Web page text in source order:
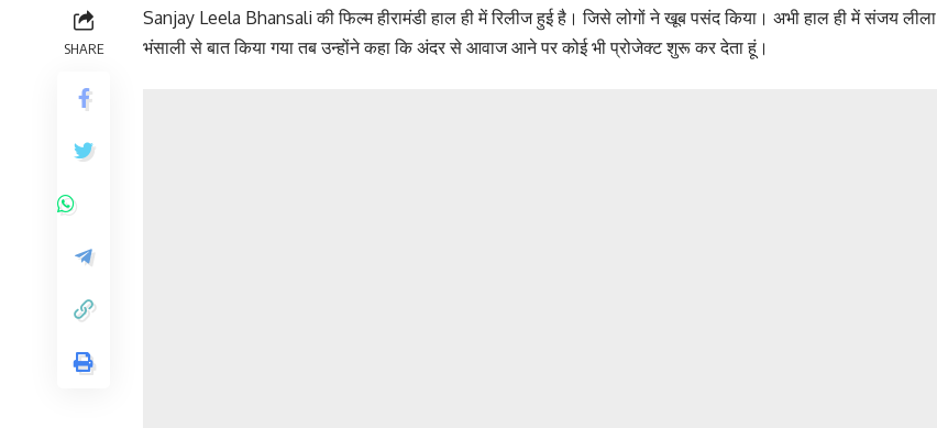
SHARE
Sanjay Leela Bhansali की फिल्म हीरामंडी हाल ही में रिलीज हुई है। जिसे लोगों ने खूब पसंद किया। अभी हाल ही में संजय लीला
भंसाली से बात किया गया तब उन्होंने कहा कि अंदर से आवाज आने पर कोई भी प्रोजेक्ट शुरू कर देता हूं।